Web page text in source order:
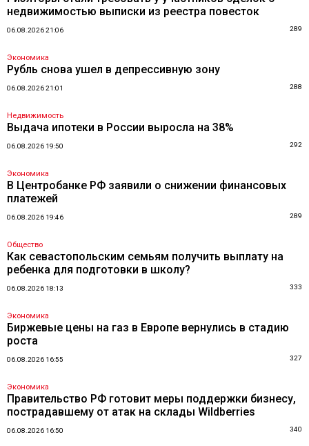
недвижимостью выписки из реестра повесток
06.08.2026 21:06 289
Экономика
Рубль снова ушел в депрессивную зону
06.08.2026 21:01 288
Недвижимость
Выдача ипотеки в России выросла на 38%
06.08.2026 19:50 292
Экономика
В Центробанке РФ заявили о снижении финансовых
платежей
06.08.2026 19:46 289
Общество
Как севастопольским семьям получить выплату на
ребенка для подготовки в школу?
06.08.2026 18:13 333
Экономика
Биржевые цены на газ в Европе вернулись в стадию
роста
06.08.2026 16:55 327
Экономика
Правительство РФ готовит меры поддержки бизнесу,
пострадавшему от атак на склады Wildberries
06.08.2026 16:50 340